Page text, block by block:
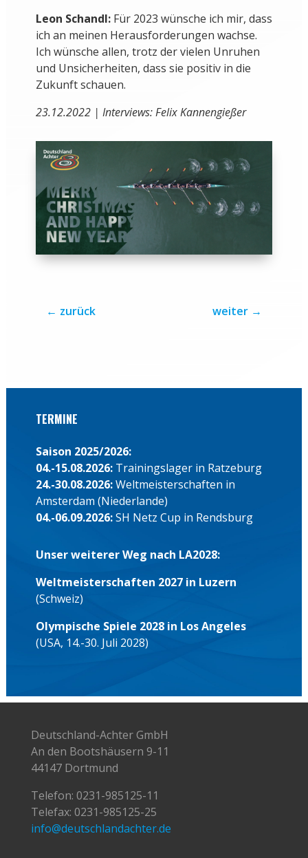
Leon Schandl:Für 2023 wünsche ich mir, dass
ich an meinen Herausforderungen wachse.
Ich wünsche allen, trotz der vielen Unruhen
und Unsicherheiten, dass sie positiv in die
Zukunft schauen.
23.12.2022 | Interviews: Felix Kannengießer
← zurück weiter →
TERMINE
Saison 2025/2026:
04.-15.08.2026: Trainingslager in Ratzeburg
24.-30.08.2026:Weltmeisterschaften in
Amsterdam (Niederlande)
04.-06.09.2026:SH Netz Cup in Rendsburg
Unser weiterer Weg nach LA2028:
Weltmeisterschaften 2027 in Luzern
(Schweiz)
Olympische Spiele 2028 in Los Angeles
(USA, 14.-30. Juli 2028)
Deutschland-Achter GmbH
An den Bootshäusern 9-11
44147 Dortmund
Telefon: 0231-985125-11
Telefax: 0231-985125-25
info@deutschlandachter.de